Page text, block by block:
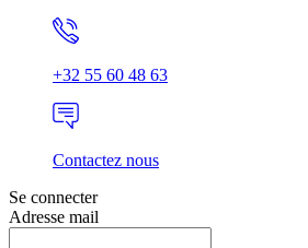
+32 55 60 48 63
Contactez nous
Se connecter
Adresse mail